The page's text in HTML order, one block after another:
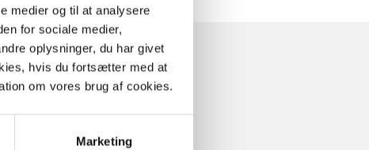
medier og til at analysere
for sociale medier,
oplysninger, du har givet
hvis du fortsætter med at
om vores brug af cookies.
Marketing